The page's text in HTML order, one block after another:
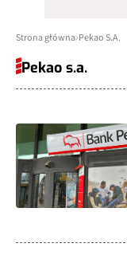
Strona główna Pekao S.A.
Pekao s.a.